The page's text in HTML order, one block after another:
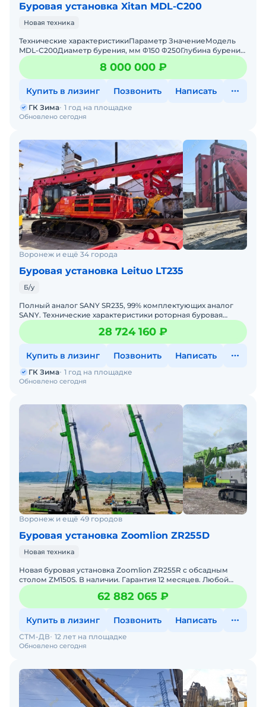
Буровая установка Xitan MDL-C200
Новая техника
Технические характеристикиПараметр ЗначениеМодель
MDL-C200Диаметр бурения, мм Φ150 Φ250Глубина бурения,
8 000 000 ₽
Купить в лизинг Позвонить Написать
Обновлено сегодня
ГК Зима 1 год на площадке
Воронеж и ещё 34 города
Буровая установка Leituo LT235
Б/у
Полный аналог SANY SR235, 99% комплектующих аналог
SANY. Технические характеристики роторная буровая
установка LEITUO LT235:• Год выпуска: 2023;• Нара
28 724 160 ₽
Купить в лизинг Позвонить Написать
Обновлено сегодня
ГК Зима 1 год на площадке
Воронеж и ещё 49 городов
Буровая установка Zoomlion ZR255D
Новая техника
Новая буровая установка Zoomlion ZR255R с обсадным
столом ZM150S. В наличии. Гарантия 12 месяцев. Любой
лизинг на ваш выбор. Доставка до объекта. Запасные
62 882 065 ₽
Купить в лизинг Позвонить Написать
Обновлено сегодня
СТМ-ДВ 12 лет на площадке